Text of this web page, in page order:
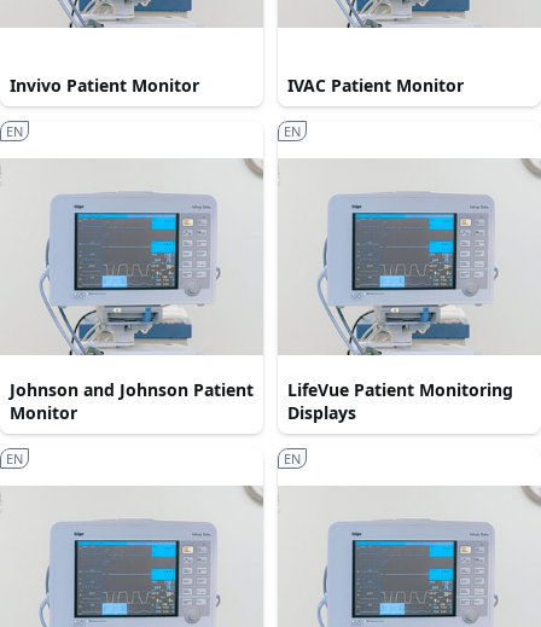
Invivo Patient Monitor IVAC Patient Monitor
Johnson and Johnson Patient
Monitor
EN
LifeVue Patient Monitoring
Displays
EN
EN EN